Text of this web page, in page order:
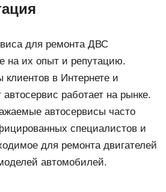
для ремонта ДВС
на их опыт и репутацию.
клиентов в Интернете и
автосервис работает на рынке.
автосервисы часто
специалистов и
для ремонта двигателей
автомобилей.